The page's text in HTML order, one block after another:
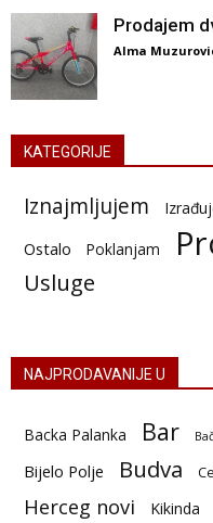
Prodajem
Alma
KATEGORIJE
Iznajmljujem
Ostalo Poklanjam
Usluge
NAJPRODAVANIJE U
Backa Palanka Bar
Bijelo Polje Budva
Herceg novi Kikinda